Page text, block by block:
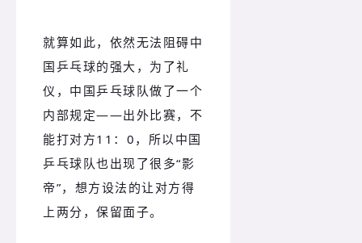
就算如此，依然无法阻碍中
国乒乓球的强大，为了礼
仪，中国乒乓球队做了一个
内部规定——出外比赛，不
能打对方11：0，所以中国
乒乓球队也出现了很多“影
帝”，想方设法的让对方得
上两分，保留面子。